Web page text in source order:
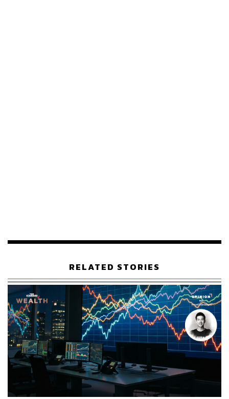
หลัก แม้ว่าตลาดจะกล้าเปิดรับความเสี่ยงมากขึ้นก็ตาม
โดยล่าสุดดัชนีเงินดอลลาร์ (DXY Index) ปรับตัวขึ้นใกล้ระดับ
92.30 จุด กดดันให้ ค่าเงินยูโร (EUR) อ่อนค่าลงสู่ระดับ
1.183 ดอลลาร์ต่อยูโร ส่วนค่าเงินเยน (JPY) ก็อ่อนค่าลงแตะ
ระดับ 109.8 จุด ในขณะที่เงินปอนด์อังกฤษ (GBP) กลับแข็ง
ค่าขึ้นต่อเนื่องสู่ระดับ 1.393 ดอลลาร์ต่อปอนด์ หลังธนาคาร
กลางอังกฤษ (BOE) แสดงความกังวลต่อแนวโน้มเงินเฟ้อที่
ปรับตัวสูงขึ้น และมองว่านโยบายการเงินที่เข้มงวดอาจมี
ความจำเป็นมากขึ้น ซึ่ง BOE ก็พร้อมจะลดการอัดฉีดสภาพ
คล่องในอนาคต
RELATED STORIES